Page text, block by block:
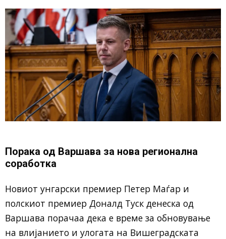
Порака од Варшава за нова регионална
соработка
Новиот унгарски премиер Петер Маѓар и
полскиот премиер Доналд Туск денеска од
Варшава порачаа дека е време за обновување
на влијанието и улогата на Вишеградската